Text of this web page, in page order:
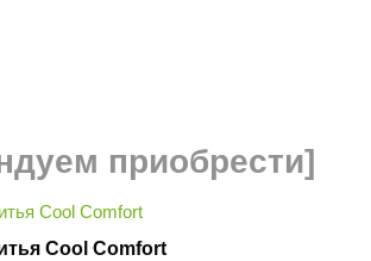
приобрести]
Cool Comfort